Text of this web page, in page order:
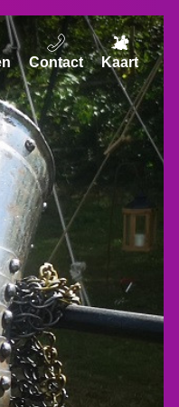
Contact Kaart